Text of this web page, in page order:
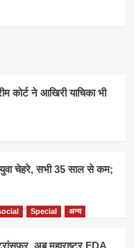
कोर्ट ने आखिरी याचिका भी
चेहरे, सभी 35 साल से कम;
Special अन्य
अब महाराष्ट्र FDA